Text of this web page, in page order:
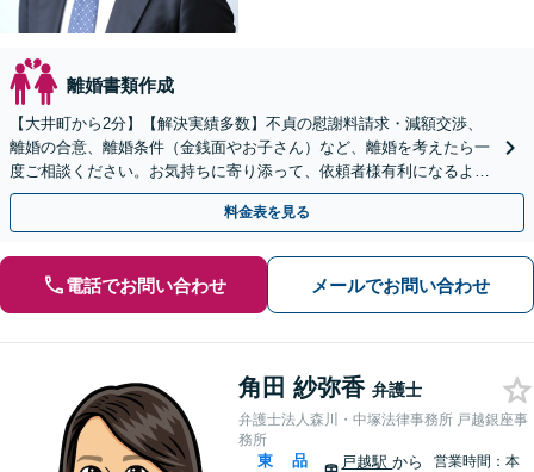
離婚書類作成
【大井町から2分】【解決実績多数】不貞の慰謝料請求・減額交渉、
離婚の合意、離婚条件（金銭面やお子さん）など、離婚を考えたら一
度ご相談ください。お気持ちに寄り添って、依頼者様有利になるよう
交渉をいたします。【協議／調停／裁判に対応】
料金表を見る
電話でお問い合わせ メールでお問い合わせ
角田 紗弥香 弁護士
弁護士法人森川・中塚法律事務所 戸越銀座事
務所
東
品
戸越駅から
営業時間：本